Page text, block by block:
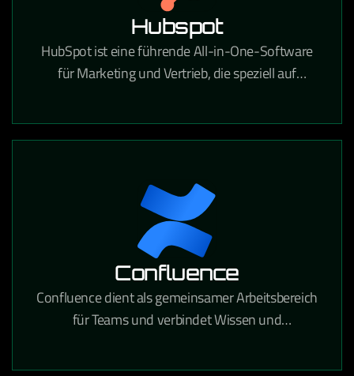
Hubspot
HubSpot ist eine führende All-in-One-Software
für Marketing und Vertrieb, die speziell auf
vieles mehr zugeschnitten ist. Sie ist
klaren Überblick über Ihren gesamten
Vertriebszyklus.
Confluence
Confluence dient als gemeinsamer Arbeitsbereich
für Teams und verbindet Wissen und